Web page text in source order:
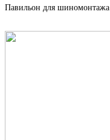
Павильон для шиномонтажа